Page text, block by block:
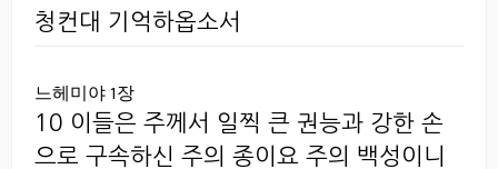
청컨대 기억하옵소서
느헤미야 1장
10 이들은 주께서 일찍 큰 권능과 강한 손
으로 구속하신 주의 종이요 주의 백성이니